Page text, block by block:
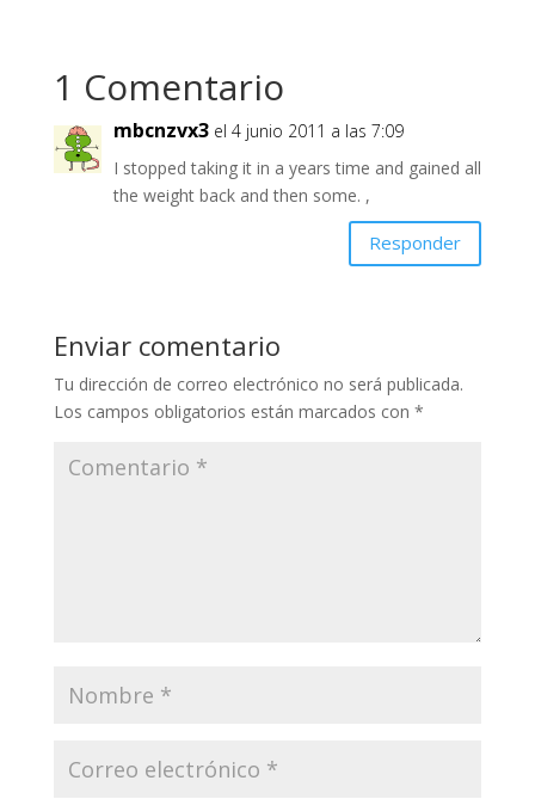
1 Comentario
mbcnzvx3 el 4 junio 2011 a las 7:09
I stopped taking it in a years time and gained all
the weight back and then some. ,
Responder
Enviar comentario
Tu dirección de correo electrónico no será publicada.
Los campos obligatorios están marcados con *